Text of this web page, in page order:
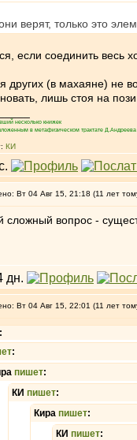
верят, только это
если соединить весь
других (в махаяне) не
лишь стоя на
несколько книжек
в метафизическом трактате
КИ
Вт 04 Авг 15, 21:18 (11 лет
сложный вопрос -
Вт 04 Авг 15, 22:01 (11 лет
:
:
пишет:
КИ пишет:
Кира пишет:
КИ пишет: